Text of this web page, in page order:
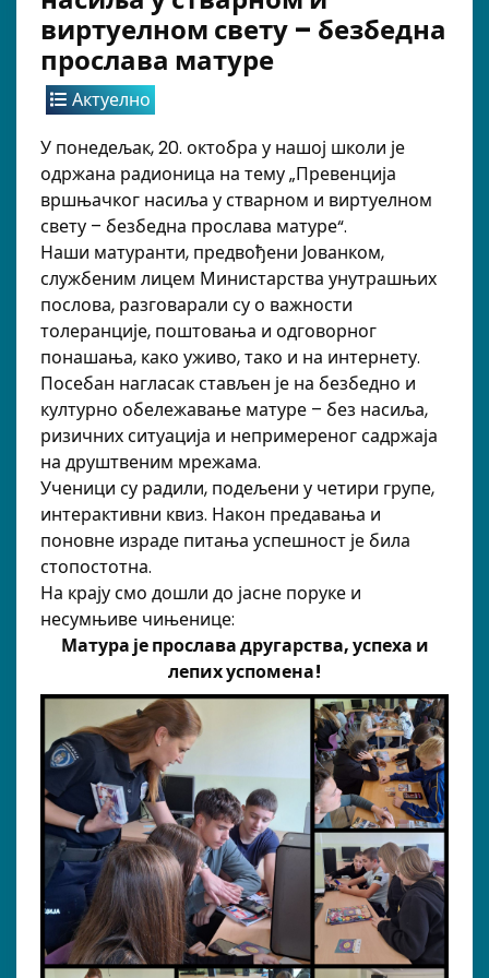
виртуелном свету – безбедна
прослава матуре
Актуелно
У понедељак, 20. октобра у нашој школи је
одржана радионица на тему „Превенција
вршњачког насиља у стварном и виртуелном
свету – безбедна прослава матуре“.
Наши матуранти, предвођени Јованком,
службеним лицем Министарства унутрашњих
послова, разговарали су о важности
толеранције, поштовања и одговорног
понашања, како уживо, тако и на интернету.
Посебан нагласак стављен је на безбедно и
културно обележавање матуре – без насиља,
ризичних ситуација и непримереног садржаја
на друштвеним мрежама.
Ученици су радили, подељени у четири групе,
интерактивни квиз. Након предавања и
поновне израде питања успешност је била
стопостотна.
На крају смо дошли до јасне поруке и
несумњиве чињенице:
Матура је прослава другарства, успеха и
лепих успомена!